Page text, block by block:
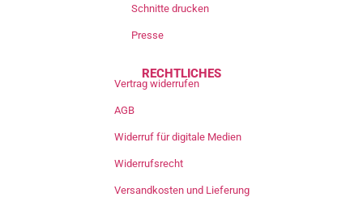
Schnitte drucken
Presse
RECHTLICHES
Vertrag widerrufen
AGB
Widerruf für digitale Medien
Widerrufsrecht
Versandkosten und Lieferung